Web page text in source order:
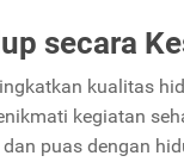
secara
kualitas
kegiatan
puas dengan